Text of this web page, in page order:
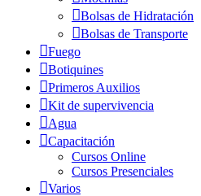
Bolsas de Hidratación
Bolsas de Transporte
Fuego
Botiquines
Primeros Auxilios
Kit de supervivencia
Agua
Capacitación
Cursos Online
Cursos Presenciales
Varios